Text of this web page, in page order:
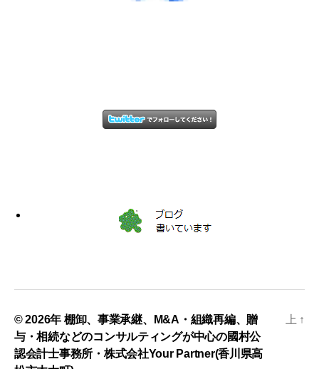
© 2026年 棚卸、事業承継、M&A・組織再編、贈
与・相続などのコンサルティングが中心の國村公
認会計士事務所・株式会社Your Partner(香川県高
上 ↑